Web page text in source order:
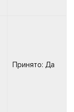
Принято: Да